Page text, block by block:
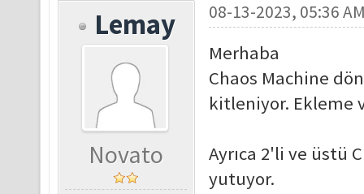
Lemay
Novato
08-13-2023, 05:36
Merhaba
Chaos Machine
kitleniyor. Ekleme
Ayrıca 2'li ve üstü
yutuyor.